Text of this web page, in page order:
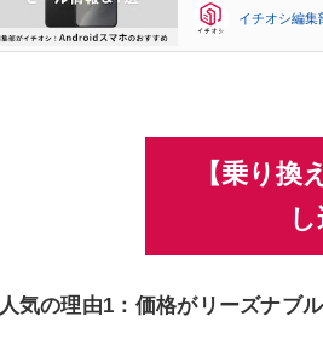
イチオシ編集
【乗り換
人気の理由1：価格がリーズナブ